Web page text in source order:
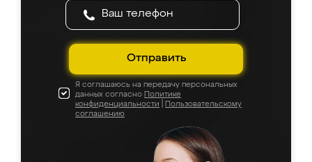
Отправить
Я соглашаюсь на передачу персональных
данных согласно Политике
конфиденциальности
Пользовательскому
соглашению